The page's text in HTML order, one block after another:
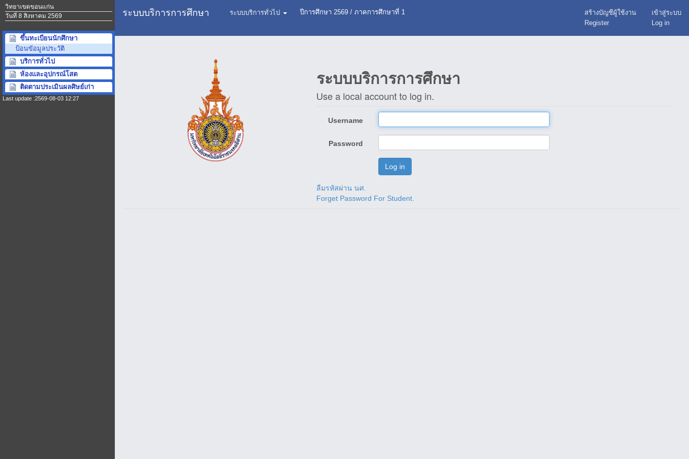
วิทยาเขตขอนแก่น
วันที่ 8 สิงหาคม 2569
ขึ้นทะเบียนนักศึกษา
ป้อนขัอมูลประวัติ
บริการทั่วไป
ห้องและอุปกรณ์โสต
ติดตามประเมินผลศิษย์เก่า
Last update :2569-08-03 12:27
ระบบบริการการศึกษา ระบบบริการทั่วไป ปีการศึกษา 2569 / ภาคการศึกษาที่ 1
สร้างบัญชีผู้ใช้งาน
Register
เข้าสู่ระบบ
Log in
ระบบบริการการศึกษา
Use a local account to log in.
Username
Password
ลืมรหัสผ่าน นศ.
Forget Password For Student.